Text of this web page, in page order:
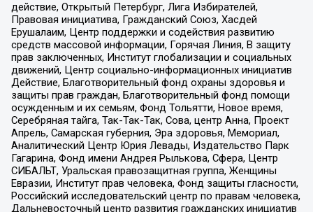
действие, Открытый Петербург, Лига Избирателей,
Правовая инициатива, Гражданский Союз, Хасдей
Ерушалаим, Центр поддержки и содействия развитию
средств массовой информации, Горячая Линия, В защиту
прав заключенных, Институт глобализации и социальных
движений, Центр социально-информационных инициатив
Действие, Благотворительный фонд охраны здоровья и
защиты прав граждан, Благотворительный фонд помощи
осужденным и их семьям, Фонд Тольятти, Новое время,
Серебряная тайга, Так-Так-Так, Сова, центр Анна, Проект
Апрель, Самарская губерния, Эра здоровья, Мемориал,
Аналитический Центр Юрия Левады, Издательство Парк
Гагарина, Фонд имени Андрея Рылькова, Сфера, Центр
СИБАЛЬТ, Уральская правозащитная группа, Женщины
Евразии, Институт прав человека, Фонд защиты гласности,
Российский исследовательский центр по правам человека,
Дальневосточный центр развития гражданских инициатив